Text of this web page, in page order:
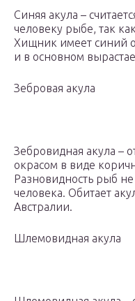
Синяя акула –
человеку рыбе, так
Хищник имеет синий
и в основном
Зебровая акула
Зебровидная акула –
окрасом в виде
Разновидность рыб
человека. Обитает
Австралии.
Шлемовидная акула